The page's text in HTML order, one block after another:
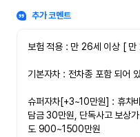
추가 코멘트
보험 적용 : 만 26세 이상 [ 만
기본자차 : 전차종 포함 되어
슈퍼자차[+3~10만원] : 휴차
담금 30만원, 단독사고 보상
도 900~1500만원